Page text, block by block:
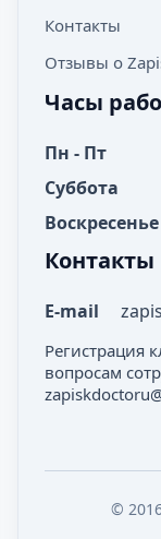
Контакты
Отзывы о
Часы
Пн - Пт
Суббота
Воскресенье
Контакты
E-mail
Регистрация
вопросам
©